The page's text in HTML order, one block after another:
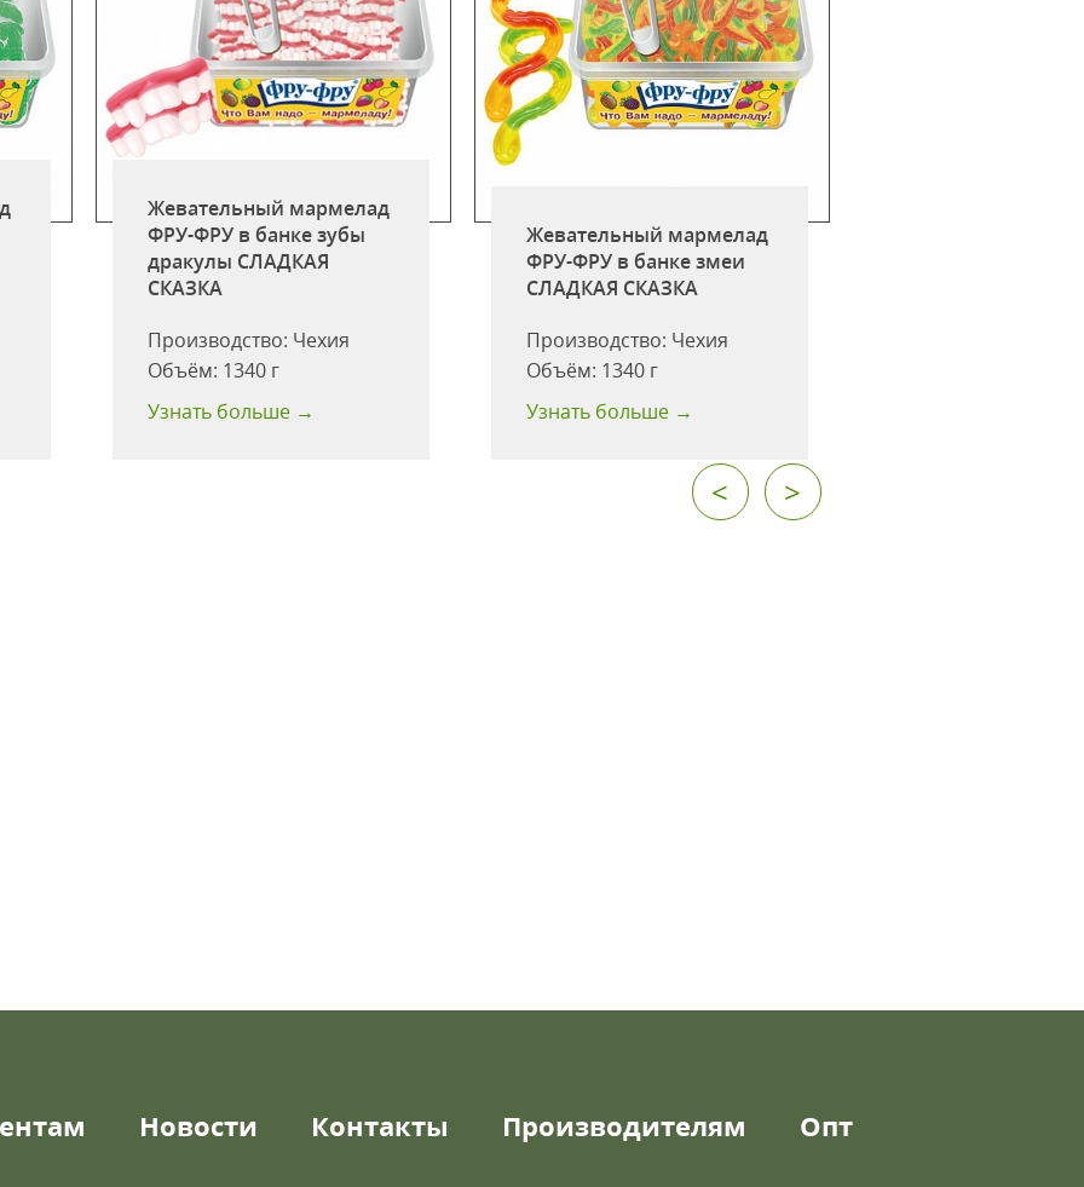
Жевательный мармелад
ФРУ-ФРУ в банке зубы
дракулы СЛАДКАЯ
СКАЗКА
Производство: Чехия
Объём: 1340 г
Узнать больше →
Жевательный мармелад
ФРУ-ФРУ в банке змеи
СЛАДКАЯ СКАЗКА
Производство: Чехия
Объём: 1340 г
Узнать больше →
< >
Новости Контакты Производителям Опт